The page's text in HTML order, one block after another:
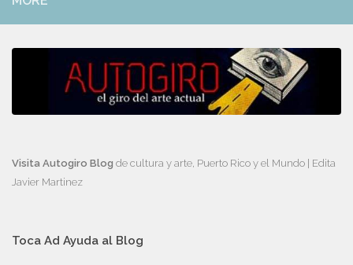
Visita Autogiro Blog de cultura y arte, Puerto Rico y el Mundo | Edita
Javier Martinez
Toca Ad Ayuda al Blog